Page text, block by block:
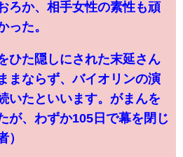
ろか、相手女性の素性も頑
った。
ひた隠しにされた末延さん
まならず、バイオリンの演
いたといいます。がまんを
が、わずか105日で幕を閉じ
）